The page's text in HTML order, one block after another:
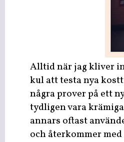
Alltid när jag kliver
kul att testa nya
några prover på ett
tydligen vara
annars oftast
och återkommer